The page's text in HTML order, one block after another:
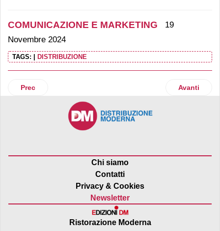
COMUNICAZIONE E MARKETING
19
Novembre 2024
TAGS: | DISTRIBUZIONE
Articolo precedente: Nuova Collection My Lavazza: nuovo
Prec Articolo
Avanti
Chi siamo
Contatti
Privacy & Cookies
Newsletter
Ristorazione Moderna